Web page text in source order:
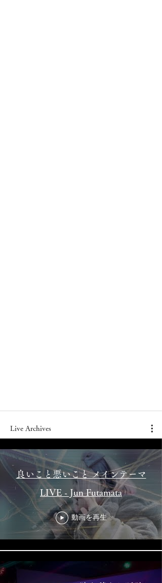
Live Archives
良いこと悪いこと メインテーマ
LIVE - Jun Futamata
動画を再生